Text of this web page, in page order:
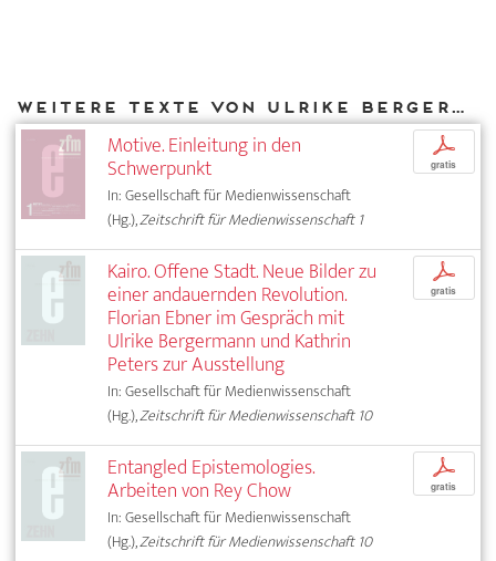
Weitere Texte von Ulrike Bergermann bei DIAPHANES
Motive. Einleitung in den
Schwerpunkt
In: Gesellschaft für Medienwissenschaft
(Hg.),Zeitschrift für Medienwissenschaft 1
p
gratis
Kairo. Offene Stadt. Neue Bilder zu
einer andauernden Revolution.
Florian Ebner im Gespräch mit
Ulrike Bergermann und Kathrin
Peters zur Ausstellung
In: Gesellschaft für Medienwissenschaft
(Hg.),Zeitschrift für Medienwissenschaft 10
p
gratis
Entangled Epistemologies.
Arbeiten von Rey Chow
In: Gesellschaft für Medienwissenschaft
(Hg.),Zeitschrift für Medienwissenschaft 10
p
gratis